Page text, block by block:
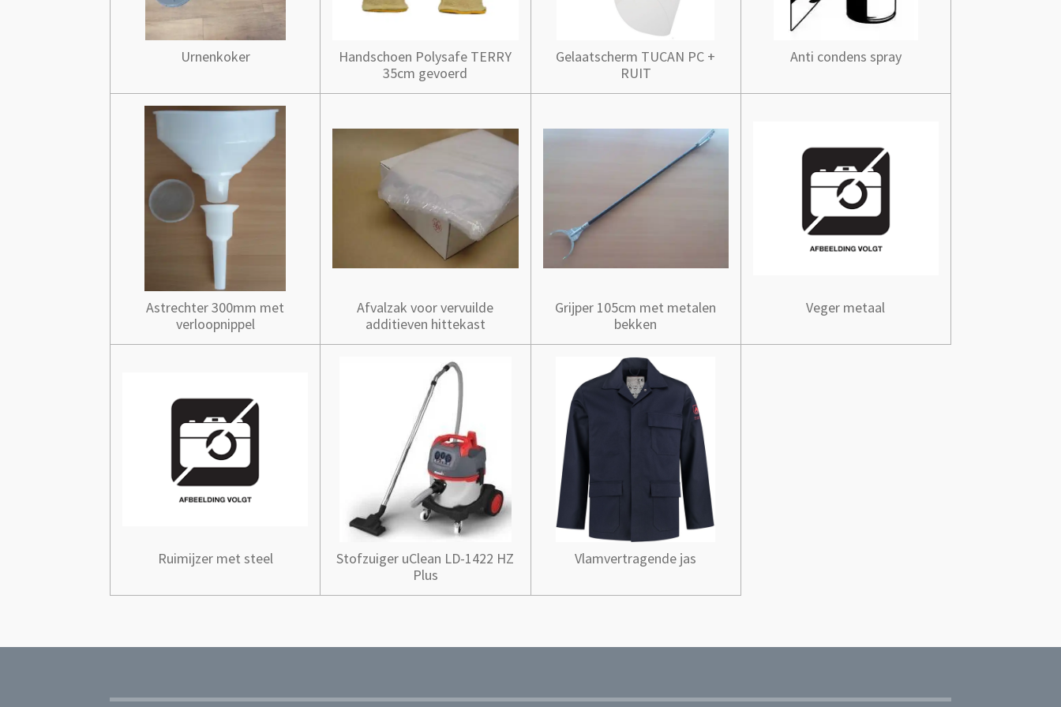
Urnenkoker
Handschoen Polysafe TERRY
35cm gevoerd
Gelaatscherm TUCAN PC +
RUIT
Anti condens spray
Astrechter 300mm met
verloopnippel
Afvalzak voor vervuilde
additieven hittekast
Grijper 105cm met metalen
bekken
Veger metaal
Ruimijzer met steel
Stofzuiger uClean LD-1422 HZ
Plus
Vlamvertragende jas